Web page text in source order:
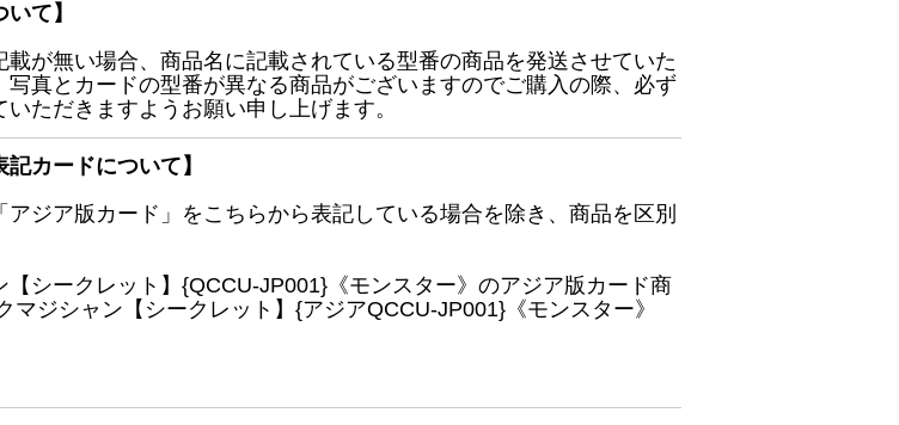
て】
が無い場合、商品名に記載されている型番の商品を発送させていた
写真とカードの型番が異なる商品がございますのでご購入の際、必ず
ただきますようお願い申し上げます。
記カードについて】
アジア版カード」をこちらから表記している場合を除き、商品を区別
【シークレット】{QCCU-JP001}《モンスター》のアジア版カード商
ジシャン【シークレット】{アジアQCCU-JP001}《モンスター》